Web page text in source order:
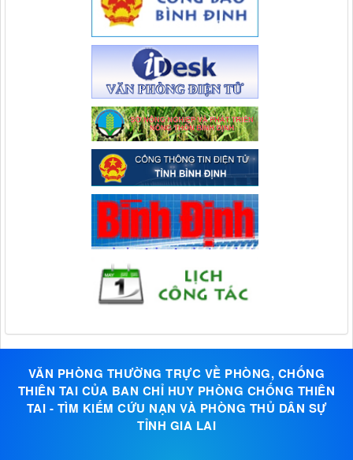
VĂN PHÒNG THƯỜNG TRỰC VỀ PHÒNG, CHỐNG
THIÊN TAI CỦA BAN CHỈ HUY PHÒNG CHỐNG THIÊN
TAI - TÌM KIẾM CỨU NẠN VÀ PHÒNG THỦ DÂN SỰ
TỈNH GIA LAI